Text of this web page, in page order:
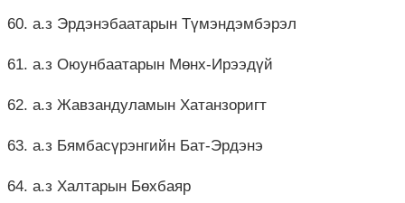
60. а.з Эрдэнэбаатарын Түмэндэмбэрэл
61. а.з Оюунбаатарын Мөнх-Ирээдүй
62. а.з Жавзандуламын Хатанзоригт
63. а.з Бямбасүрэнгийн Бат-Эрдэнэ
64. а.з Халтарын Бөхбаяр